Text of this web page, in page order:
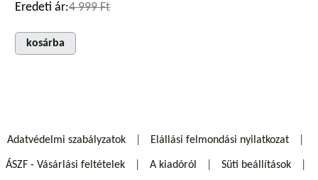
Eredeti ár:4 999 Ft
kosárba
Adatvédelmi szabályzatok Elállási felmondási nyilatkozat
ÁSZF - Vásárlási feltételek A kiadóról Süti beállítások